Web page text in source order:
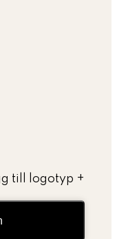
till logotyp +